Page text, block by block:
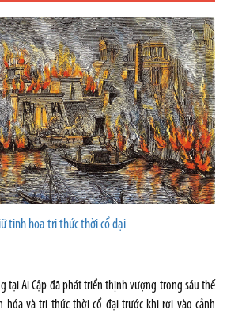
tinh hoa tri thức thời cổ đại
tại Ai Cập đã phát triển thịnh vượng trong sáu thế
hóa và tri thức thời cổ đại trước khi rơi vào cảnh